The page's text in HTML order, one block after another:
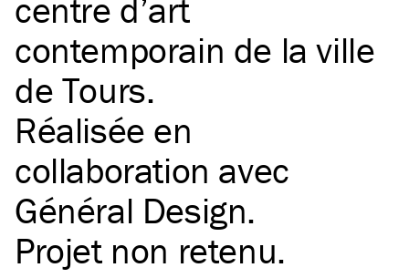
centre d’art
contemporain de la ville
de Tours.
Réalisée en
collaboration avec
Général Design.
Projet non retenu.